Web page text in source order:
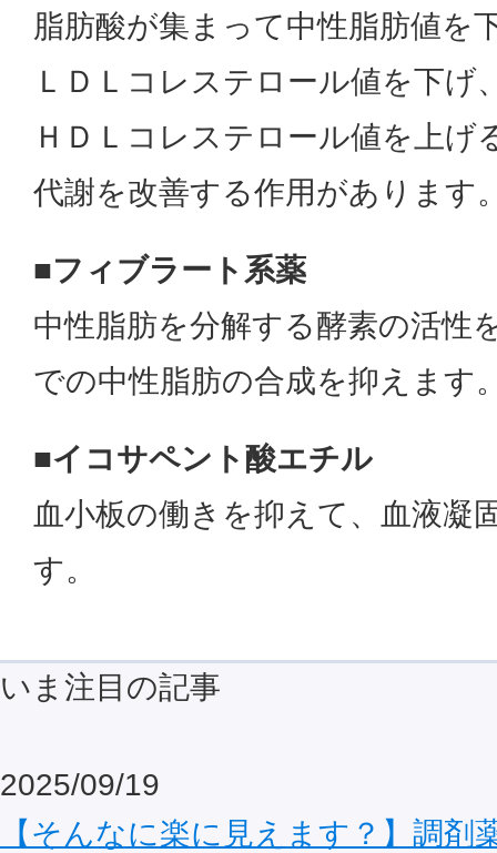
脂肪酸が集まって中性脂肪値を
ＬＤＬコレステロール値を下げ
ＨＤＬコレステロール値を上げ
代謝を改善する作用があります
■フィブラート系薬
中性脂肪を分解する酵素の活性
での中性脂肪の合成を抑えます
■イコサペント酸エチル
血小板の働きを抑えて、血液凝
す。
いま注目の記事
2025/09/19
【そんなに楽に見えます？】調剤